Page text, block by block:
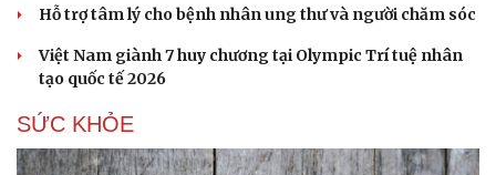
Hỗ trợ tâm lý cho bệnh nhân ung thư và người chăm sóc
Việt Nam giành 7 huy chương tại Olympic Trí tuệ nhân
tạo quốc tế 2026
SỨC KHỎE